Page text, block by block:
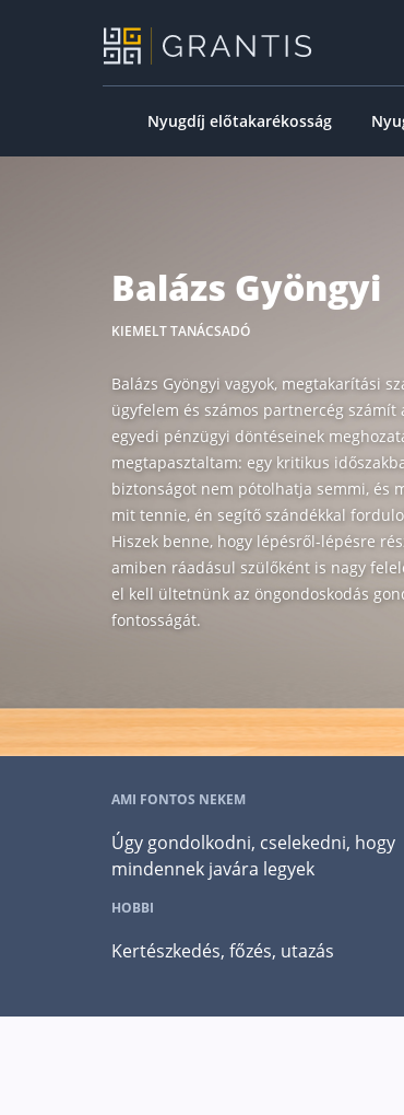
Nyugdíj előtakarékosság
Balázs Gyöngyi
KIEMELT TANÁCSADÓ
Balázs Gyöngyi vagyok, megtakarítási
ügyfelem és számos partnercég
egyedi pénzügyi döntéseinek
megtapasztaltam: egy kritikus
biztonságot nem pótolhatja semmi, és
mit tennie, én segítő szándékkal
Hiszek benne, hogy lépésről-lépésre
amiben ráadásul szülőként is nagy
el kell ültetnünk az öngondoskodás
fontosságát.
AMI FONTOS NEKEM
Úgy gondolkodni, cselekedni, hogy
mindennek javára legyek
HOBBI
Kertészkedés, főzés, utazás